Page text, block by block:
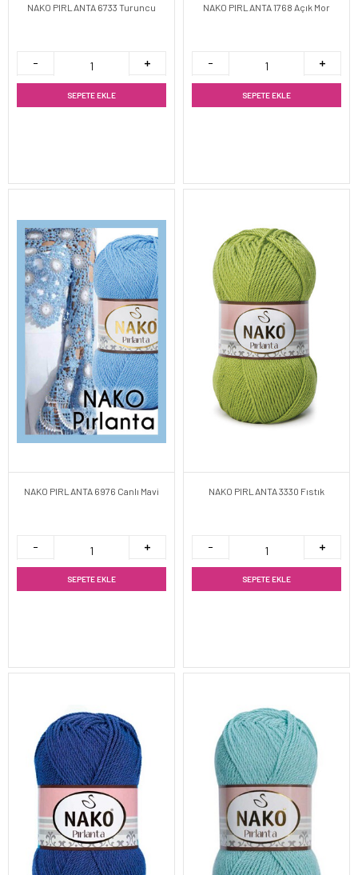
NAKO PIRLANTA 6733 Turuncu
SEPETE EKLE
NAKO PIRLANTA 1768 Açık Mor
SEPETE EKLE
NAKO PIRLANTA 6976 Canlı Mavi
SEPETE EKLE
NAKO PIRLANTA 3330 Fıstık
SEPETE EKLE